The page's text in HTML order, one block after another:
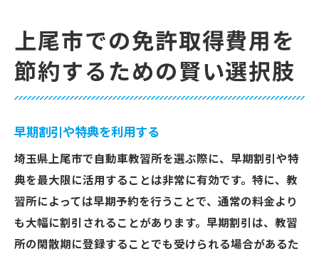
上尾市での免許取得費用を
節約するための賢い選択肢
早期割引や特典を利用する
埼玉県上尾市で自動車教習所を選ぶ際に、早期割引や特
典を最大限に活用することは非常に有効です。特に、教
習所によっては早期予約を行うことで、通常の料金より
も大幅に割引されることがあります。早期割引は、教習
所の閑散期に登録することでも受けられる場合があるた